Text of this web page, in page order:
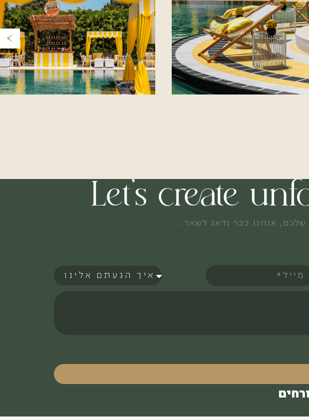
Let’s create
שלכם, אנחנו כבר נדאג לשאר…